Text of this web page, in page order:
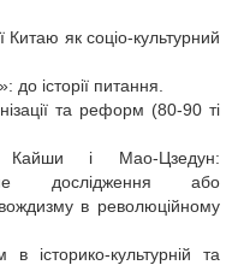
Китаю як соціо-культурний
історії питання.
та реформ (80-90 ті
і Мао-Цзедун:
дослідження або
в революційному
в історико-культурній та